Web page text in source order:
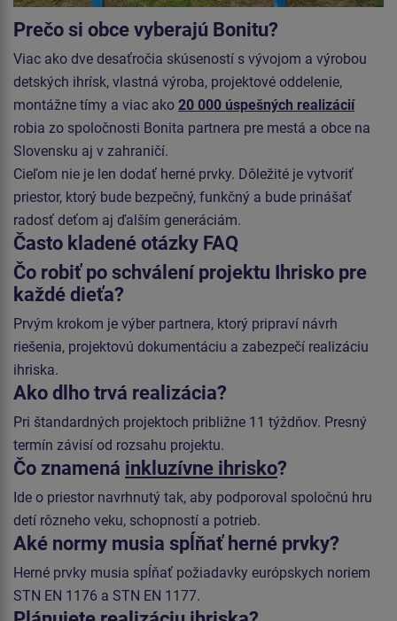
Prečo si obce vyberajú Bonitu?
Viac ako dve desaťročia skúseností s vývojom a výrobou
detských ihrísk, vlastná výroba, projektové oddelenie,
montážne tímy a viac ako 20 000 úspešných realizácií
robia zo spoločnosti Bonita partnera pre mestá a obce na
Slovensku aj v zahraničí.
Cieľom nie je len dodať herné prvky. Dôležité je vytvoriť
priestor, ktorý bude bezpečný, funkčný a bude prinášať
radosť deťom aj ďalším generáciám.
Často kladené otázky FAQ
Čo robiť po schválení projektu Ihrisko pre
každé dieťa?
Prvým krokom je výber partnera, ktorý pripraví návrh
riešenia, projektovú dokumentáciu a zabezpečí realizáciu
ihriska.
Ako dlho trvá realizácia?
Pri štandardných projektoch približne 11 týždňov. Presný
termín závisí od rozsahu projektu.
Čo znamená inkluzívne ihrisko?
Ide o priestor navrhnutý tak, aby podporoval spoločnú hru
detí rôzneho veku, schopností a potrieb.
Aké normy musia spĺňať herné prvky?
Herné prvky musia spĺňať požiadavky európskych noriem
STN EN 1176 a STN EN 1177.